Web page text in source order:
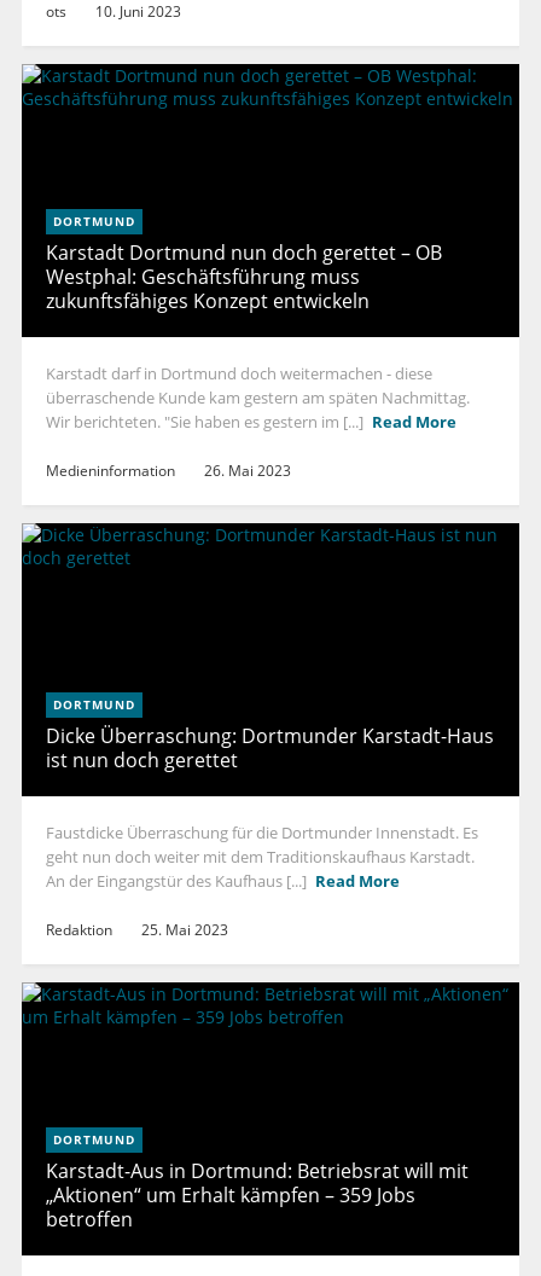
ots 10. Juni 2023
DORTMUND
Karstadt Dortmund nun doch gerettet – OB
Westphal: Geschäftsführung muss
zukunftsfähiges Konzept entwickeln
Karstadt darf in Dortmund doch weitermachen - diese
überraschende Kunde kam gestern am späten Nachmittag.
Wir berichteten. "Sie haben es gestern im [...] Read More
Medieninformation 26. Mai 2023
DORTMUND
Dicke Überraschung: Dortmunder Karstadt-Haus
ist nun doch gerettet
Faustdicke Überraschung für die Dortmunder Innenstadt. Es
geht nun doch weiter mit dem Traditionskaufhaus Karstadt.
An der Eingangstür des Kaufhaus [...] Read More
Redaktion 25. Mai 2023
DORTMUND
Karstadt-Aus in Dortmund: Betriebsrat will mit
„Aktionen“ um Erhalt kämpfen – 359 Jobs
betroffen